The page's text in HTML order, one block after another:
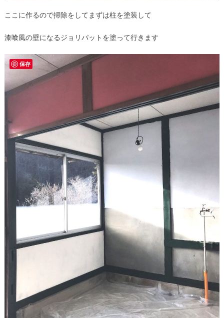
ここに作るので掃除をしてまずは柱を塗装して
漆喰風の壁になるジョリパットを塗って行きます
保存